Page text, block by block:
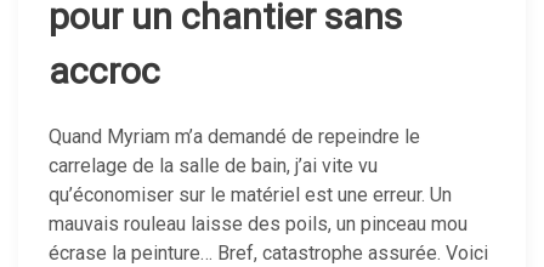
pour un chantier sans
accroc
Quand Myriam m’a demandé de repeindre le
carrelage de la salle de bain, j’ai vite vu
qu’économiser sur le matériel est une erreur. Un
mauvais rouleau laisse des poils, un pinceau mou
écrase la peinture… Bref, catastrophe assurée. Voici